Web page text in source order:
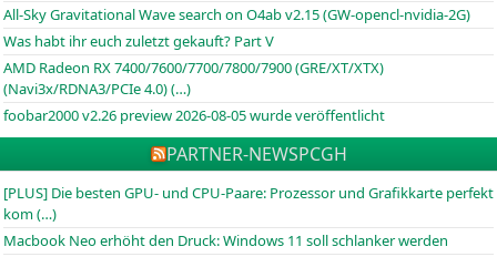
All-Sky Gravitational Wave search on O4ab v2.15 (GW-opencl-nvidia-2G)
Was habt ihr euch zuletzt gekauft? Part V
AMD Radeon RX 7400/7600/7700/7800/7900 (GRE/XT/XTX)
(Navi3x/RDNA3/PCIe 4.0) (…)
foobar2000 v2.26 preview 2026-08-05 wurde veröffentlicht
PARTNER-NEWSPCGH
[PLUS] Die besten GPU- und CPU-Paare: Prozessor und Grafikkarte perfekt
kom (…)
Macbook Neo erhöht den Druck: Windows 11 soll schlanker werden